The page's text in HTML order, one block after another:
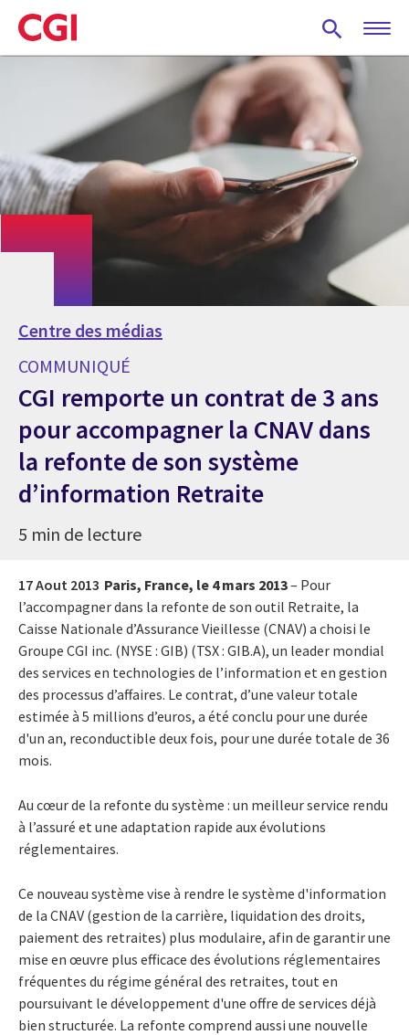
Skip
to
main
Centre des médias
COMMUNIQUÉ
CGI remporte un contrat de 3 ans
pour accompagner la CNAV dans
la refonte de son système
d’information Retraite
5 min de lecture
17 Aout 2013 Paris, France, le 4 mars 2013– Pour
l’accompagner dans la refonte de son outil Retraite, la
Caisse Nationale d’Assurance Vieillesse (CNAV) a choisi le
Groupe CGI inc. (NYSE : GIB) (TSX : GIB.A), un leader mondial
des services en technologies de l’information et en gestion
des processus d’affaires. Le contrat, d’une valeur totale
estimée à 5 millions d’euros, a été conclu pour une durée
d'un an, reconductible deux fois, pour une durée totale de 36
mois.
Au cœur de la refonte du système : un meilleur service rendu
à l’assuré et une adaptation rapide aux évolutions
réglementaires.
Ce nouveau système vise à rendre le système d'information
de la CNAV (gestion de la carrière, liquidation des droits,
paiement des retraites) plus modulaire, afin de garantir une
mise en œuvre plus efficace des évolutions réglementaires
fréquentes du régime général des retraites, tout en
poursuivant le développement d'une offre de services déjà
bien structurée. La refonte comprend aussi une nouvelle